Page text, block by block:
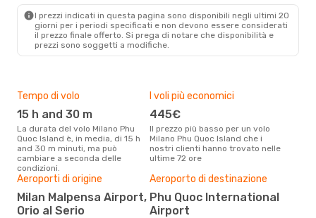
PQC- MIL
I prezzi indicati in questa pagina sono disponibili negli ultimi 20
giorni per i periodi specificati e non devono essere considerati
il ​​prezzo finale offerto. Si prega di notare che disponibilità e
prezzi sono soggetti a modifiche.
Tempo di volo
15 h and 30 m
La durata del volo Milano Phu
Quoc Island è, in media, di 15 h
and 30 m minuti, ma può
cambiare a seconda delle
condizioni.
I voli più economici
445€
Il prezzo più basso per un volo
Milano Phu Quoc Island che i
nostri clienti hanno trovato nelle
ultime 72 ore
Aeroporti di origine
Milan Malpensa Airport,
Orio al Serio
Aeroporto di destinazione
Phu Quoc International
Airport